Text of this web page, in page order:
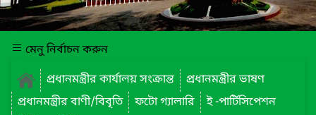
মেনু নির্বাচন করুন
প্রধানমন্ত্রীর কার্যালয় সংক্রান্ত
প্রধানমন্ত্রীর ভাষণ
প্রধানমন্ত্রীর বাণী/বিবৃতি
ফটো গ্যালারি
ই -পার্টিসিপেশন